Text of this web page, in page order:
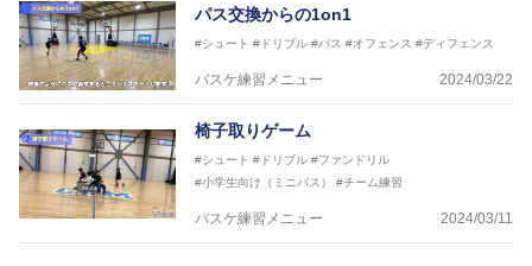
パス交換からの1on1
#シュート #ドリブル #パス #オフェンス #ディフェンス
バスケ練習メニュー 2024/03/22
椅子取りゲーム
#シュート #ドリブル #ファンドリル
#小学生向け（ミニバス）
#チーム練習
バスケ練習メニュー 2024/03/11